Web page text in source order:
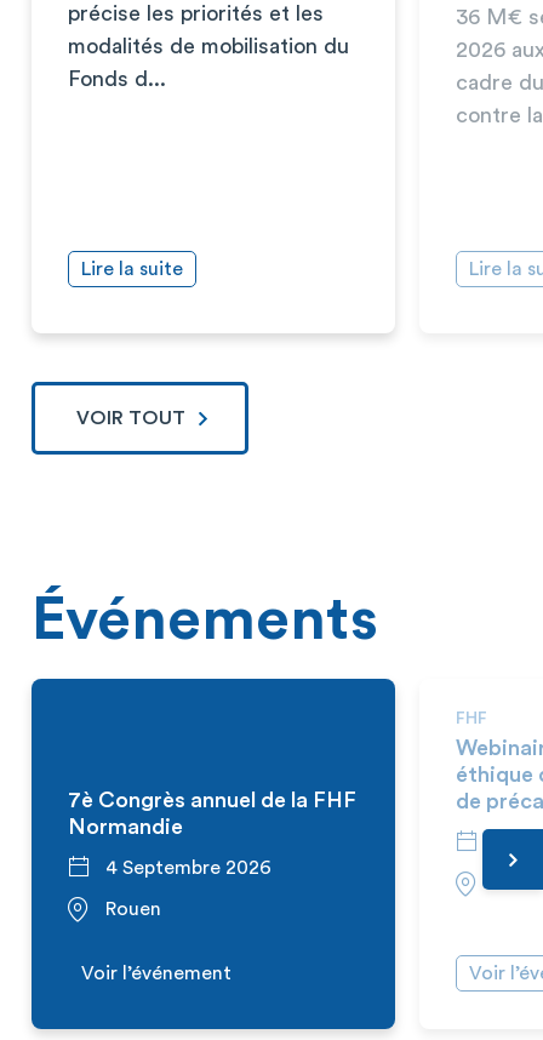
précise les priorités et les
modalités de mobilisation du
Fonds d...
Lire la suite
36 M€
2026
cadre
contre
Lire la
VOIR TOUT
Événements
7è Congrès annuel de la FHF
Normandie
4 Septembre 2026
Rouen
Voir l’événement
FHF
éthique
de
Voir